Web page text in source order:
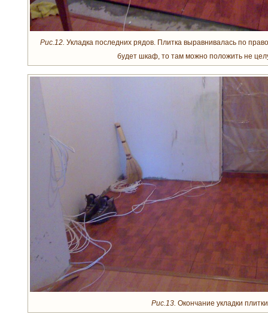
Рис.12. Укладка последних рядов. Плитка выравнивалась по
будет шкаф, то там можно положить не
Рис.13. Окончание укладки плитки